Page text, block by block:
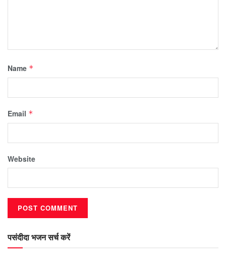
Name *
Email *
Website
पसंदीदा भजन सर्च करें